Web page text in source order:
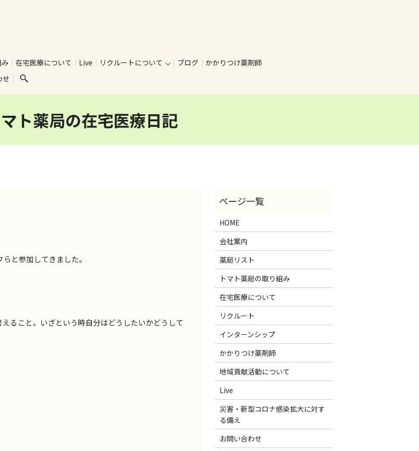
み 在宅医療について Live リクルートについて ブログ
かかりつけ薬剤師
せ
マト薬局の在宅医療日記
と参加してきました。
ること。いざという時自分はどうしたいかどうして
HOME
会社案内
薬局リスト
トマト薬局の取り組み
在宅医療について
リクルート
インターンシップ
かかりつけ薬剤師
地域貢献活動について
Live
災害・新型コロナ感染拡大に対す
る備え
お問い合わせ